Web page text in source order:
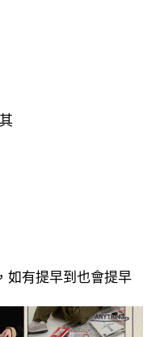
如有提早到也會提早